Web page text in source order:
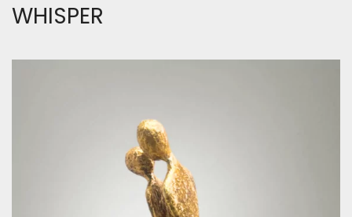
WHISPER